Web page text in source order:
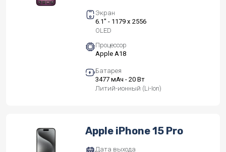
Экран
6.1" - 1179 x 2556
OLED
Процессор
Apple A18
Батарея
3477 мАч - 20 Вт
Литий-ионный (Li-Ion)
Apple iPhone 15 Pro
Дата выхода